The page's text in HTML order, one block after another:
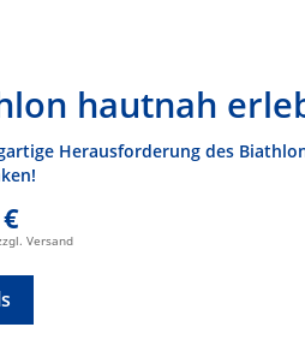
hautnah
Herausforderung des
Versand